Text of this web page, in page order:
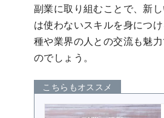
副業に取り組むことで、新
は使わないスキルを身につ
種や業界の人との交流も魅
のでしょう。
こちらもオススメ